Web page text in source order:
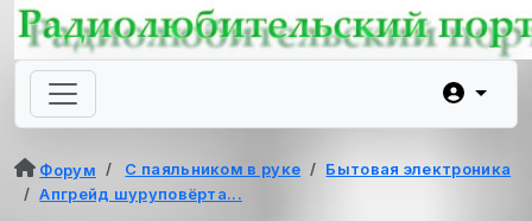
Форум С паяльником в руке
Бытовая электроника
Апгрейд шуруповёрта...